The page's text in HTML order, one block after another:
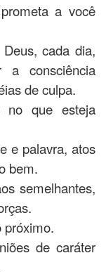
a você
cada dia,
a consciência
de culpa.
que esteja
e palavra, atos
bem.
semelhantes,
próximo.
de caráter